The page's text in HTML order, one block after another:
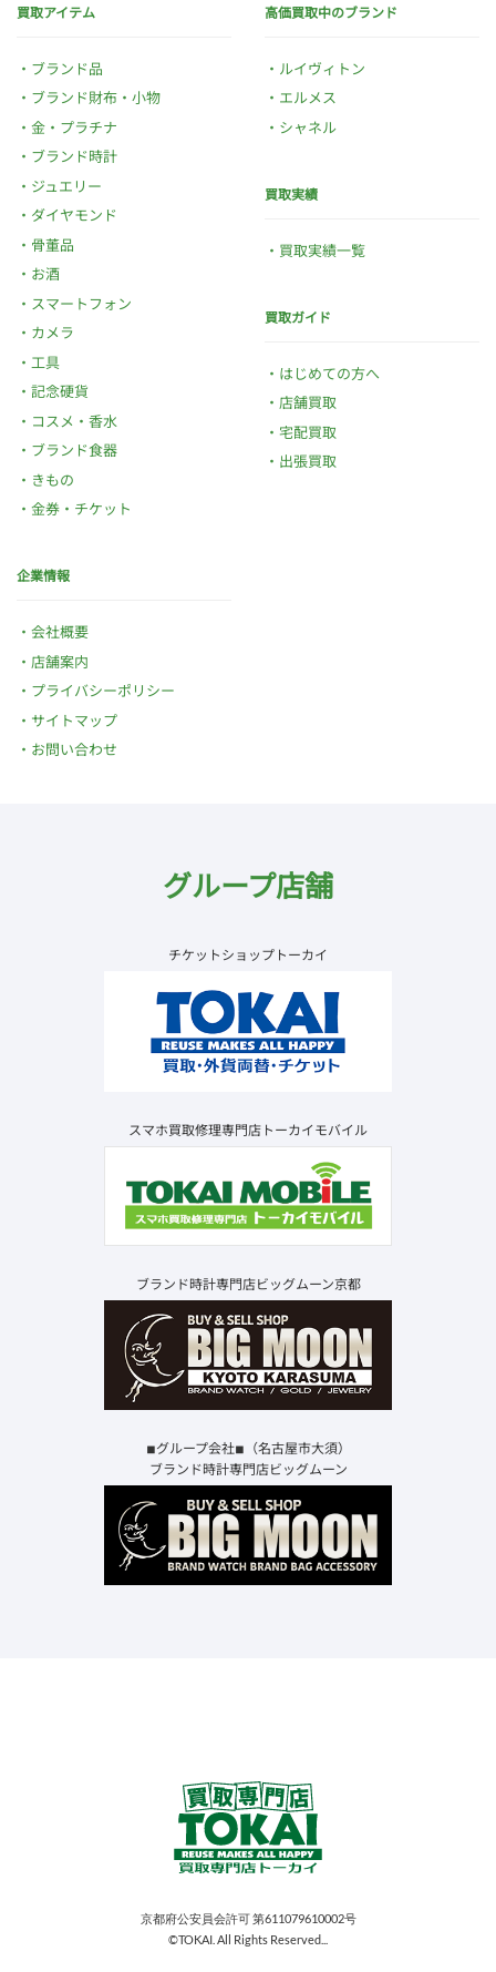
買取アイテム
ブランド品
ブランド財布・小物
金・プラチナ
ブランド時計
ジュエリー
ダイヤモンド
骨董品
お酒
スマートフォン
カメラ
工具
記念硬貨
コスメ・香水
ブランド食器
きもの
金券・チケット
高価買取中のブランド
ルイヴィトン
エルメス
シャネル
買取実績
買取実績一覧
買取ガイド
はじめての方へ
店舗買取
宅配買取
出張買取
企業情報
会社概要
店舗案内
プライバシーポリシー
サイトマップ
お問い合わせ
グループ店舗
チケットショップトーカイ
スマホ買取修理専門店トーカイモバイル
ブランド時計専門店ビッグムーン京都
◾︎グループ会社◾︎（名古屋市大須）
ブランド時計専門店ビッグムーン
京都府公安員会許可 第611079610002号
©TOKAI. All Rights Reserved...